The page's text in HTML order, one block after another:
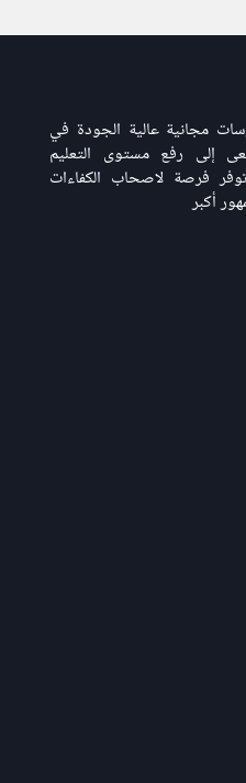
مجانية عالية الجودة في
إلى رفع مستوى التعليم
فرصة لاصحاب الكفاءات
أكبر